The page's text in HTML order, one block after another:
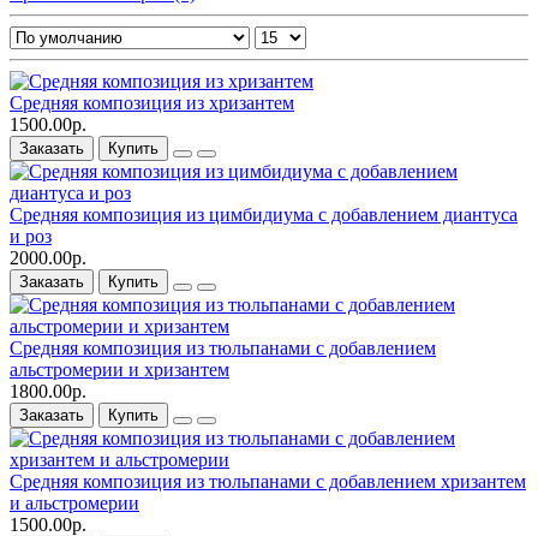
Средняя композиция из хризантем
1500.00р.
Заказать Купить
Средняя композиция из цимбидиума c добавлением диантуса
и роз
2000.00р.
Заказать Купить
Средняя композиция из тюльпанами c добавлением
альстромерии и хризантем
1800.00р.
Заказать Купить
Средняя композиция из тюльпанами c добавлением хризантем
и альстромерии
1500.00р.